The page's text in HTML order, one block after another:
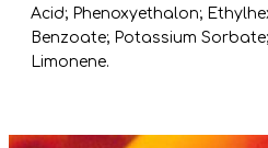
Acid; Phenoxyethalon;
Benzoate; Potassium
Limonene.